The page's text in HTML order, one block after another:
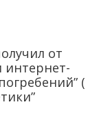
от
интернет-
(